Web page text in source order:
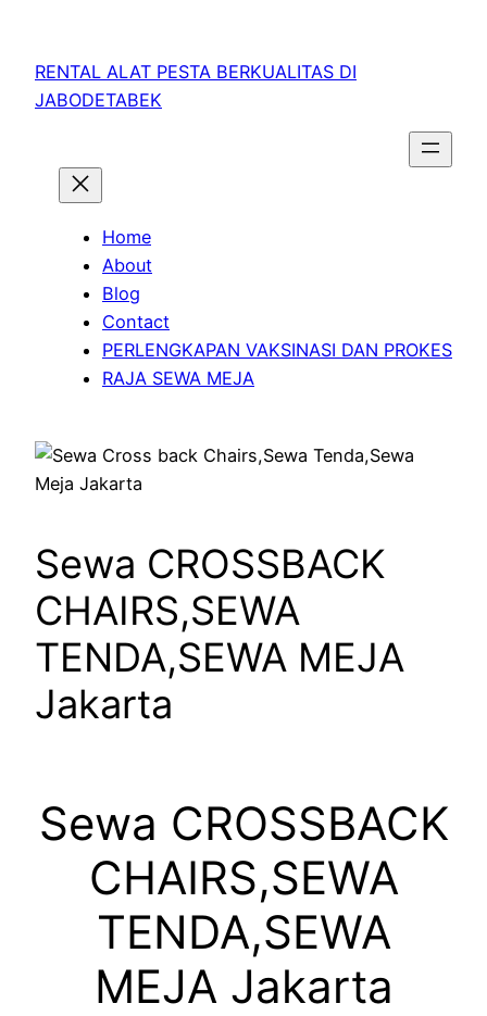
RENTAL ALAT PESTA BERKUALITAS DI
JABODETABEK
Home
About
Blog
Contact
PERLENGKAPAN VAKSINASI DAN PROKES
RAJA SEWA MEJA
Sewa CROSSBACK
CHAIRS,SEWA
TENDA,SEWA MEJA
Jakarta
Sewa CROSSBACK
CHAIRS,SEWA
TENDA,SEWA
MEJA Jakarta